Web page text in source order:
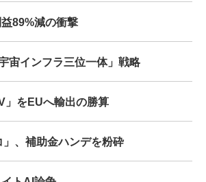
89%減の衝撃
宙インフラ三位一体」戦略
」をEUへ輸出の勝算
」、補助金ハンデを粉砕